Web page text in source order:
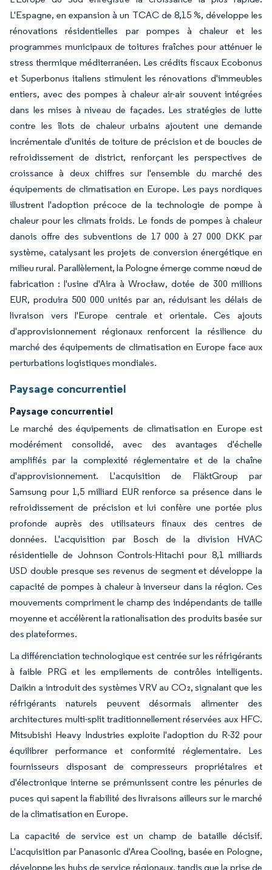
L'Espagne, en expansion à un TCAC de 8,15 %, développe les
rénovations résidentielles par pompes à chaleur et les
programmes municipaux de toitures fraîches pour atténuer le
stress thermique méditerranéen. Les crédits fiscaux Ecobonus
et Superbonus italiens stimulent les rénovations d'immeubles
entiers, avec des pompes à chaleur air-air souvent intégrées
dans les mises à niveau de façades. Les stratégies de lutte
contre les îlots de chaleur urbains ajoutent une demande
incrémentale d'unités de toiture de précision et de boucles de
refroidissement de district, renforçant les perspectives de
croissance à deux chiffres sur l'ensemble du marché des
équipements de climatisation en Europe. Les pays nordiques
illustrent l'adoption précoce de la technologie de pompe à
chaleur pour les climats froids. Le fonds de pompes à chaleur
danois offre des subventions de 17 000 à 27 000 DKK par
système, catalysant les projets de conversion énergétique en
milieu rural. Parallèlement, la Pologne émerge comme nœud de
fabrication : l'usine d'Aira à Wrocław, dotée de 300 millions
EUR, produira 500 000 unités par an, réduisant les délais de
livraison vers l'Europe centrale et orientale. Ces ajouts
d'approvisionnement régionaux renforcent la résilience du
marché des équipements de climatisation en Europe face aux
perturbations logistiques mondiales.
Paysage concurrentiel
Paysage concurrentiel
Le marché des équipements de climatisation en Europe est
modérément consolidé, avec des avantages d'échelle
amplifiés par la complexité réglementaire et de la chaîne
d'approvisionnement. L'acquisition de FläktGroup par
Samsung pour 1,5 milliard EUR renforce sa présence dans le
refroidissement de précision et lui confère une portée plus
profonde auprès des utilisateurs finaux des centres de
données. L'acquisition par Bosch de la division HVAC
résidentielle de Johnson Controls-Hitachi pour 8,1 milliards
USD double presque ses revenus de segment et développe la
capacité de pompes à chaleur à inverseur dans la région. Ces
mouvements compriment le champ des indépendants de taille
moyenne et accélèrent la rationalisation des produits basée sur
des plateformes.
La différenciation technologique est centrée sur les réfrigérants
à faible PRG et les empilements de contrôles intelligents.
Daikin a introduit des systèmes VRV au CO₂, signalant que les
réfrigérants naturels peuvent désormais alimenter des
architectures multi-split traditionnellement réservées aux HFC.
Mitsubishi Heavy Industries exploite l'adoption du R-32 pour
équilibrer performance et conformité réglementaire. Les
fournisseurs disposant de compresseurs propriétaires et
d'électronique interne se prémunissent contre les pénuries de
puces qui sapent la fiabilité des livraisons ailleurs sur le marché
de la climatisation en Europe.
La capacité de service est un champ de bataille décisif.
L'acquisition par Panasonic d'Area Cooling, basée en Pologne,
développe les hubs de service régionaux, tandis que la prise de